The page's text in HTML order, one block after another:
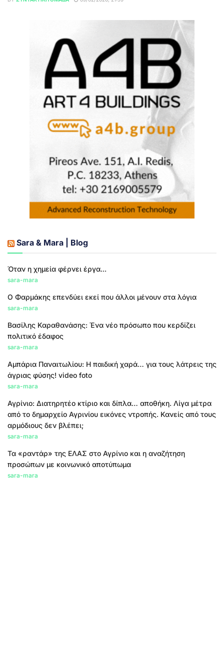
Sara & Mara | Blog
Όταν η χημεία φέρνει έργα...
sara-mara
Ο Φαρμάκης επενδύει εκεί που άλλοι μένουν στα λόγια
sara-mara
Βασίλης Καραθανάσης: Ένα νέο πρόσωπο που κερδίζει
πολιτικό έδαφος
sara-mara
Αμπάρια Παναιτωλίου: Η παιδική χαρά… για τους λάτρεις της
άγριας φύσης! video foto
sara-mara
Αγρίνιο: Διατηρητέο κτίριο και δίπλα… αποθήκη. Λίγα μέτρα
από το δημαρχείο Αγρινίου εικόνες ντροπής. Κανείς από τους
αρμόδιους δεν βλέπει;
sara-mara
Τα «ραντάρ» της ΕΛΑΣ στο Αγρίνιο και η αναζήτηση
προσώπων με κοινωνικό αποτύπωμα
sara-mara